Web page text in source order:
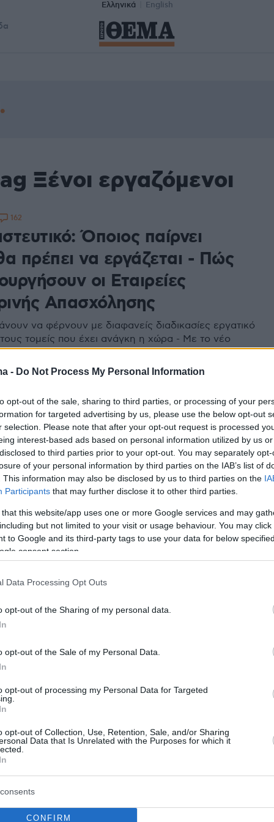
- Do Not Process My Personal Information
opt-out of the sale, sharing to third parties, or processing of your
for targeted advertising by us, please use the below opt-out
selection. Please note that after your opt-out request is processed
interest-based ads based on personal information utilized by us
to third parties prior to your opt-out. You may separately
of your personal information by third parties on the IAB’s list of
This information may also be disclosed by us to third parties on the
Participants that may further disclose it to other third parties.
that this website/app uses one or more Google services and may
but not limited to your visit or usage behaviour. You may
to Google and its third-party tags to use your data for below
consent section.
Data Processing Opt Outs
opt-out of the Sharing of my personal data.
opt-out of the Sale of my Personal Data.
opt-out of processing my Personal Data for Targeted
opt-out of Collection, Use, Retention, Sale, and/or Sharing
Data that Is Unrelated with the Purposes for which it
CONFIRM
Ελληνικά English
Ξένοι εργαζόμενοι
Όποιος παίρνει
πρέπει να εργάζεται - Πώς
οι Εταιρείες
Απασχόλησης
να φέρνουν με διαφανείς διαδικασίες εργατικό
τομείς που έχει ανάγκη η χώρα - Με το νέο
θα αιτείται προσωπικό, η χώρα προέλευσης
για το προφίλ του εργαζομένου και η ΕΠΑ θα
162
οι κενές θέσεις εργασίας
10 αλλοδαπούς που
στην Ελλάδα φεύγουν...
Ιταλία, Γερμανία
έμειναν κλειστά το Πάσχα λόγω έλλειψης
10% λιγότερες οι αιτήσεις επαναπρόσληψης στον
- 70.000 οι ελλείψεις στον αγροτικό τομέα - Σε
εργατικού δυναμικού από τρίτες χώρες
913